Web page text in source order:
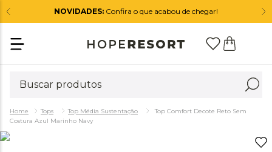
NOVIDADES: Confira o que acabou de chegar!
Tops Top Média Sustentação
Top Comfort Decote Reto Sem
Costura Azul Marinho Navy